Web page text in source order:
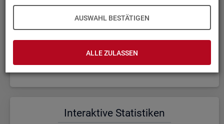
AUSWAHL BESTÄTIGEN
ALLE ZULASSEN
In­ter­ak­ti­ve Sta­tis­ti­ken